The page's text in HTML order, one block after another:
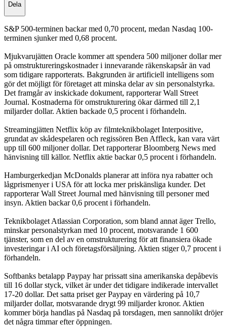
Dela
S&P 500-terminen backar med 0,70 procent, medan Nasdaq 100-
terminen sjunker med 0,68 procent.
Mjukvarujätten Oracle kommer att spendera 500 miljoner dollar mer
på omstruktureringskostnader i innevarande räkenskapsår än vad
som tidigare rapporterats. Bakgrunden är artificiell intelligens som
gör det möjligt för företaget att minska delar av sin personalstyrka.
Det framgår av inskickade dokument, rapporterar Wall Street
Journal. Kostnaderna för omstrukturering ökar därmed till 2,1
miljarder dollar. Aktien backade 0,5 procent i förhandeln.
Streamingjätten Netflix köp av filmteknikbolaget Interpositive,
grundat av skådespelaren och regissören Ben Affleck, kan vara värt
upp till 600 miljoner dollar. Det rapporterar Bloomberg News med
hänvisning till källor. Netflix aktie backar 0,5 procent i förhandeln.
Hamburgerkedjan McDonalds planerar att införa nya rabatter och
lågprismenyer i USA för att locka mer priskänsliga kunder. Det
rapporterar Wall Street Journal med hänvisning till personer med
insyn. Aktien backar 0,6 procent i förhandeln.
Teknikbolaget Atlassian Corporation, som bland annat äger Trello,
minskar personalstyrkan med 10 procent, motsvarande 1 600
tjänster, som en del av en omstrukturering för att finansiera ökade
investeringar i AI och företagsförsäljning. Aktien stiger 0,7 procent i
förhandeln.
Softbanks betalapp Paypay har prissatt sina amerikanska depåbevis
till 16 dollar styck, vilket är under det tidigare indikerade intervallet
17-20 dollar. Det satta priset ger Paypay en värdering på 10,7
miljarder dollar, motsvarande drygt 99 miljarder kronor. Aktien
kommer börja handlas på Nasdaq på torsdagen, men sannolikt dröjer
det några timmar efter öppningen.